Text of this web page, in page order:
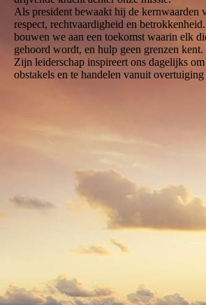
Als president bewaakt hij de kernwaarden
respect, rechtvaardigheid en
bouwen we aan een toekomst waarin elk
gehoord wordt, en hulp geen grenzen kent.
Zijn leiderschap inspireert ons dagelijks
obstakels en te handelen vanuit